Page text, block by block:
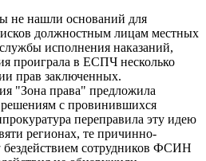
не нашли оснований для
должностным лицам местных
исполнения наказаний,
проиграла в ЕСПЧ несколько
прав заключенных.
"Зона права" предложила
с провинившихся
переправила эту идею
регионах, те причинно-
бездействием сотрудников ФСИН